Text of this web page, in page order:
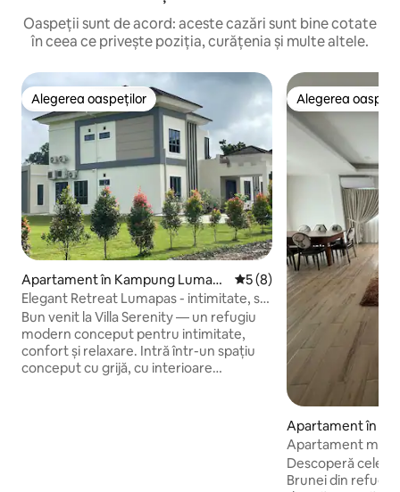
Oaspeții sunt de acord: aceste cazări sunt bine cotate
în ceea ce privește poziția, curățenia și multe altele.
Alegerea oaspeților
Alegerea oaspeților
Apartament în Kampung Lumapa
s
Scor mediu de 5 din 5, 8
5 (8)
Elegant Retreat Lumapas - intimitate, stil
și confort
Bun venit la Villa Serenity — un refugiu
modern conceput pentru intimitate,
confort și relaxare. Intră într-un spațiu
conceput cu grijă, cu interioare
Alegerea
Alegerea
Apartament în
gawan
Apartament
inima orașului
Descoperă cele
Brunei din